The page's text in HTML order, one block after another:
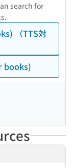
search for
（TTS対
books)